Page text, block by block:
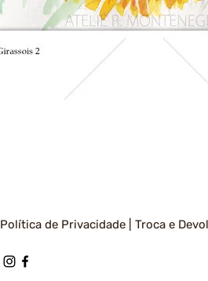
Política de Privacidade| Troca e